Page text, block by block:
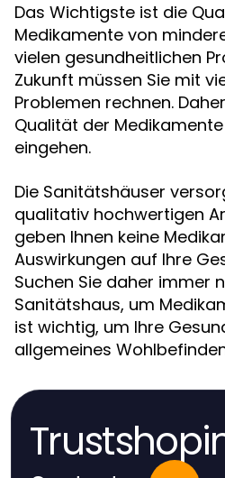
Das Wichtigste ist die
Medikamente von
vielen gesundheitlichen
Zukunft müssen Sie mit
Problemen rechnen.
Qualität der
eingehen.
Die Sanitätshäuser
qualitativ hochwertigen
geben Ihnen keine
Auswirkungen auf Ihre
Suchen Sie daher immer
Sanitätshaus, um
ist wichtig, um Ihre
allgemeines